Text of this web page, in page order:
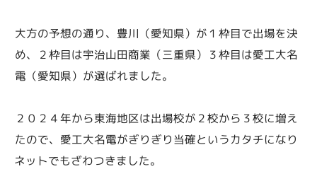
大方の予想の通り、豊川（愛知県）が１枠目で出場を決
め、２枠目は宇治山田商業（三重県）３枠目は愛工大名
電（愛知県）が選ばれました。
２０２４年から東海地区は出場校が２校から３校に増え
たので、愛工大名電がぎりぎり当確というカタチになり
ネットでもざわつきました。